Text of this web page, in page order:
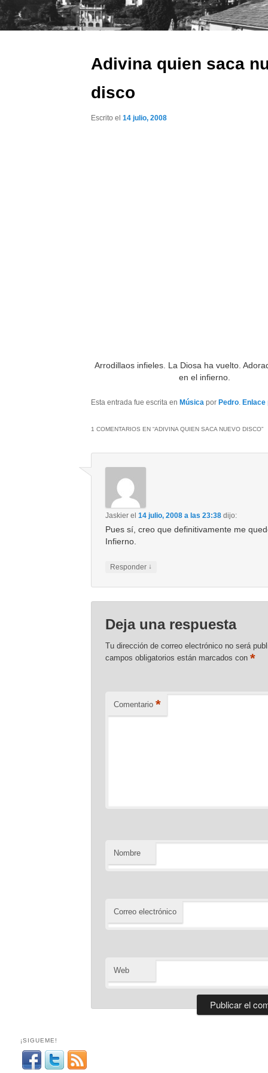
Adivina quien saca
disco
Escrito el14 julio, 2008
Arrodillaos infieles. La Diosa ha vuelto.
en el infierno.
Esta entrada fue escrita en Música por Pedro.
1 COMENTARIOS EN “ADIVINA QUIEN SACA NUEVO DISCO”
Jaskier el14 julio, 2008 a las 23:38 dijo:
Pues sí, creo que definitivamente me
Infierno.
Responder ↓
Deja una respuesta
Tu dirección de correo electrónico no será
campos obligatorios están marcados con*
Comentario *
Nombre
Correo electrónico
Web
¡SIGUEME!